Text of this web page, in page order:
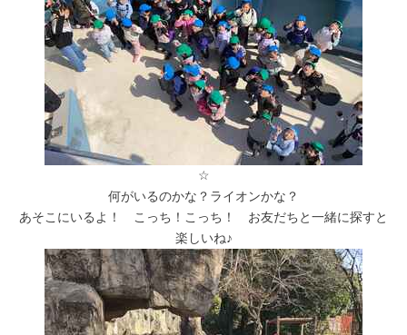
☆
何がいるのかな？ライオンかな？
あそこにいるよ！ こっち！こっち！ お友だちと一緒に探すと
楽しいね♪